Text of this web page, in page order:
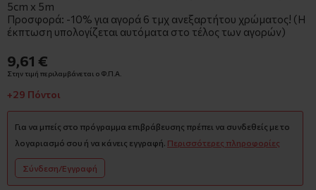
5cm x 5m
Προσφορά: -10% για αγορά 6 τμχ ανεξαρτήτου χρώματος! (Η
έκπτωση υπολογίζεται αυτόματα στο τέλος των αγορών)
9,61 €
Στην τιμή περιλαμβάνεται ο Φ.Π.Α.
+29 Πόντοι
Για να μπείς στο πρόγραμμα επιβράβευσης πρέπει να συνδεθείς με το
λογαριασμό σου ή να κάνεις εγγραφή. Περισσότερες πληροφορίες
Σύνδεση/Εγγραφή